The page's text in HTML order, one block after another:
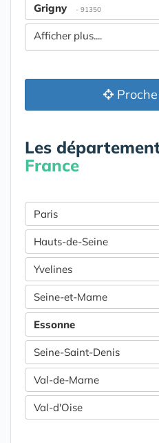
Grigny - 91350
Afficher plus....
Proche
Les
France
Paris
Hauts-de-Seine
Yvelines
Seine-et-Marne
Essonne
Seine-Saint-Denis
Val-de-Marne
Val-d'Oise